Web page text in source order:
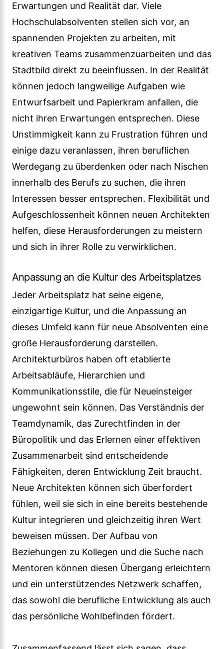
Erwartungen und Realität dar. Viele
Hochschulabsolventen stellen sich vor, an
spannenden Projekten zu arbeiten, mit
kreativen Teams zusammenzuarbeiten und das
Stadtbild direkt zu beeinflussen. In der Realität
können jedoch langweilige Aufgaben wie
Entwurfsarbeit und Papierkram anfallen, die
nicht ihren Erwartungen entsprechen. Diese
Unstimmigkeit kann zu Frustration führen und
einige dazu veranlassen, ihren beruflichen
Werdegang zu überdenken oder nach Nischen
innerhalb des Berufs zu suchen, die ihren
Interessen besser entsprechen. Flexibilität und
Aufgeschlossenheit können neuen Architekten
helfen, diese Herausforderungen zu meistern
und sich in ihrer Rolle zu verwirklichen.
Anpassung an die Kultur des Arbeitsplatzes
Jeder Arbeitsplatz hat seine eigene,
einzigartige Kultur, und die Anpassung an
dieses Umfeld kann für neue Absolventen eine
große Herausforderung darstellen.
Architekturbüros haben oft etablierte
Arbeitsabläufe, Hierarchien und
Kommunikationsstile, die für Neueinsteiger
ungewohnt sein können. Das Verständnis der
Teamdynamik, das Zurechtfinden in der
Büropolitik und das Erlernen einer effektiven
Zusammenarbeit sind entscheidende
Fähigkeiten, deren Entwicklung Zeit braucht.
Neue Architekten können sich überfordert
fühlen, weil sie sich in eine bereits bestehende
Kultur integrieren und gleichzeitig ihren Wert
beweisen müssen. Der Aufbau von
Beziehungen zu Kollegen und die Suche nach
Mentoren können diesen Übergang erleichtern
und ein unterstützendes Netzwerk schaffen,
das sowohl die berufliche Entwicklung als auch
das persönliche Wohlbefinden fördert.